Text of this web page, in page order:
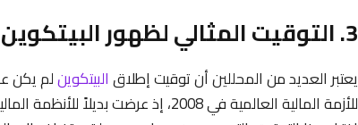
3. التوقيت المثالي لظهور البيتكوين
يعتبر العديد من المحللين أن توقيت إطلاقالبيتكوينلم يكن
للأزمة المالية العالمية في 2008، إذ